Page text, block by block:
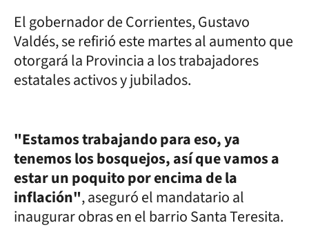
El gobernador de Corrientes, Gustavo
Valdés, se refirió este martes al aumento que
otorgará la Provincia a los trabajadores
estatales activos y jubilados.
"Estamos trabajando para eso, ya
tenemos los bosquejos, así que vamos a
estar un poquito por encima de la
inflación", aseguró el mandatario al
inaugurar obras en el barrio Santa Teresita.